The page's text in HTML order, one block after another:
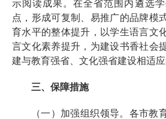
示阅读成果。在全省范围内遴选
点，形成可复制、易推广的品牌模
育水平的整体提升，以学生语言文
言文化素养提升，为建设书香社会
建与教育强省、文化强省建设相适应
三、保障措施
（一）加强组织领导。各市教